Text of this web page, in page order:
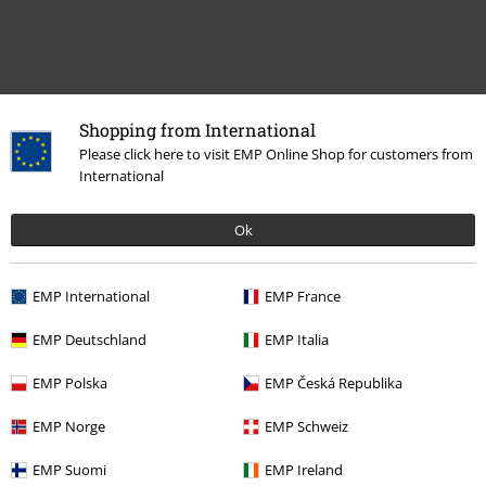
Shopping from International
Please click here to visit EMP Online Shop for customers from
International
Ok
EMP International EMP France
EMP Deutschland EMP Italia
EMP Polska EMP Česká Republika
EMP Norge EMP Schweiz
EMP Suomi EMP Ireland
Więcej kategorii. Więcej możliwości.
Zespoły Top Bands Killswitch Engage
Wyprzedaż % Media
Zespoły Media Winyl
Zespoły Gatunki muzyczne Metalcore